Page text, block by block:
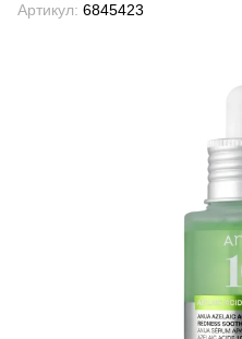
Артикул: 6845423